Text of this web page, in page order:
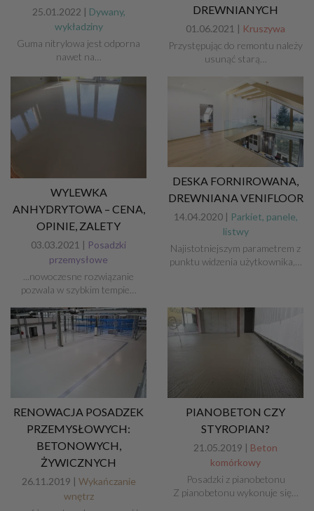
25.01.2022 | Dywany,
wykładziny
Guma nitrylowa jest odporna
nawet na…
DREWNIANYCH
01.06.2021 | Kruszywa
Przystępując do remontu należy
usunąć starą…
WYLEWKA
ANHYDRYTOWA – CENA,
OPINIE, ZALETY
03.03.2021 | Posadzki
przemysłowe
...nowoczesne rozwiązanie
pozwala w szybkim tempie…
DESKA FORNIROWANA,
DREWNIANA VENIFLOOR
14.04.2020 | Parkiet, panele,
listwy
Najistotniejszym parametrem z
punktu widzenia użytkownika,…
RENOWACJA POSADZEK
PRZEMYSŁOWYCH:
BETONOWYCH,
ŻYWICZNYCH
26.11.2019 | Wykańczanie
wnętrz
PIANOBETON CZY
STYROPIAN?
21.05.2019 | Beton
komórkowy
Posadzki z pianobetonu
Z pianobetonu wykonuje się…